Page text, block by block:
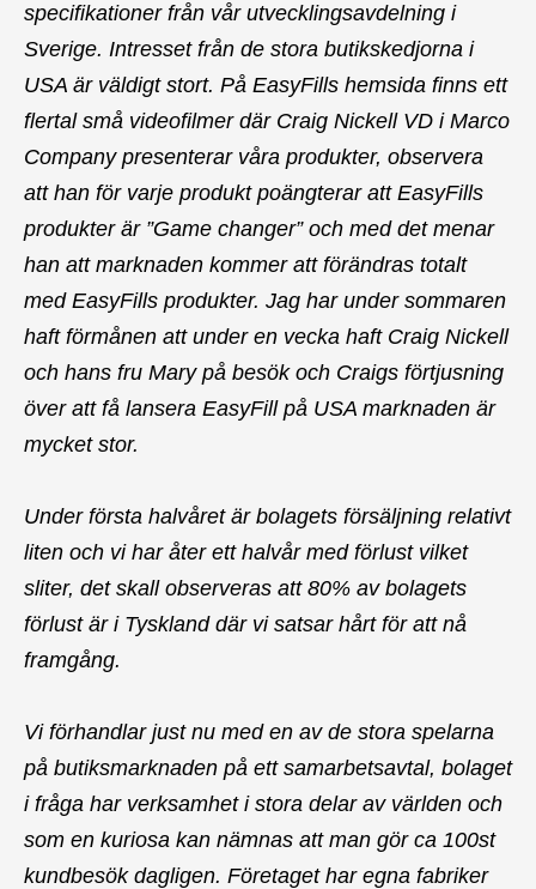
specifikationer från vår utvecklingsavdelning i
Sverige. Intresset från de stora butikskedjorna i
USA är väldigt stort. På EasyFills hemsida finns ett
flertal små videofilmer där Craig Nickell VD i Marco
Company presenterar våra produkter, observera
att han för varje produkt poängterar att EasyFills
produkter är ”Game changer” och med det menar
han att marknaden kommer att förändras totalt
med EasyFills produkter. Jag har under sommaren
haft förmånen att under en vecka haft Craig Nickell
och hans fru Mary på besök och Craigs förtjusning
över att få lansera EasyFill på USA marknaden är
mycket stor.
Under första halvåret är bolagets försäljning relativt
liten och vi har åter ett halvår med förlust vilket
sliter, det skall observeras att 80% av bolagets
förlust är i Tyskland där vi satsar hårt för att nå
framgång.
Vi förhandlar just nu med en av de stora spelarna
på butiksmarknaden på ett samarbetsavtal, bolaget
i fråga har verksamhet i stora delar av världen och
som en kuriosa kan nämnas att man gör ca 100st
kundbesök dagligen. Företaget har egna fabriker